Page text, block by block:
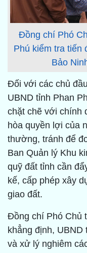
Đồng chí Phó
Phú kiểm tra tiến
Bảo
Đối với các chủ
UBND tỉnh Phan
chặt chẽ với chính
hòa quyền lợi của
thường, tránh để
Ban Quản lý Khu
quỹ đất tỉnh cần
kế, cấp phép xây
giao đất.
Đồng chí Phó Chủ
khẳng định,
và xử lý nghiêm